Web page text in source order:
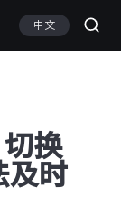
中文
换
及时